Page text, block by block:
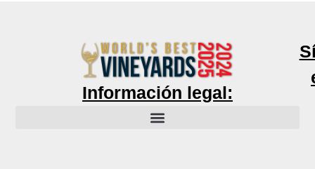
Información legal: